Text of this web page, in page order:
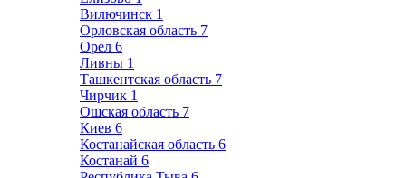
Вилючинск 1
Орловская область 7
Орел 6
Ливны 1
Ташкентская область 7
Чирчик 1
Ошская область 7
Киев 6
Костанайская область 6
Костанай 6